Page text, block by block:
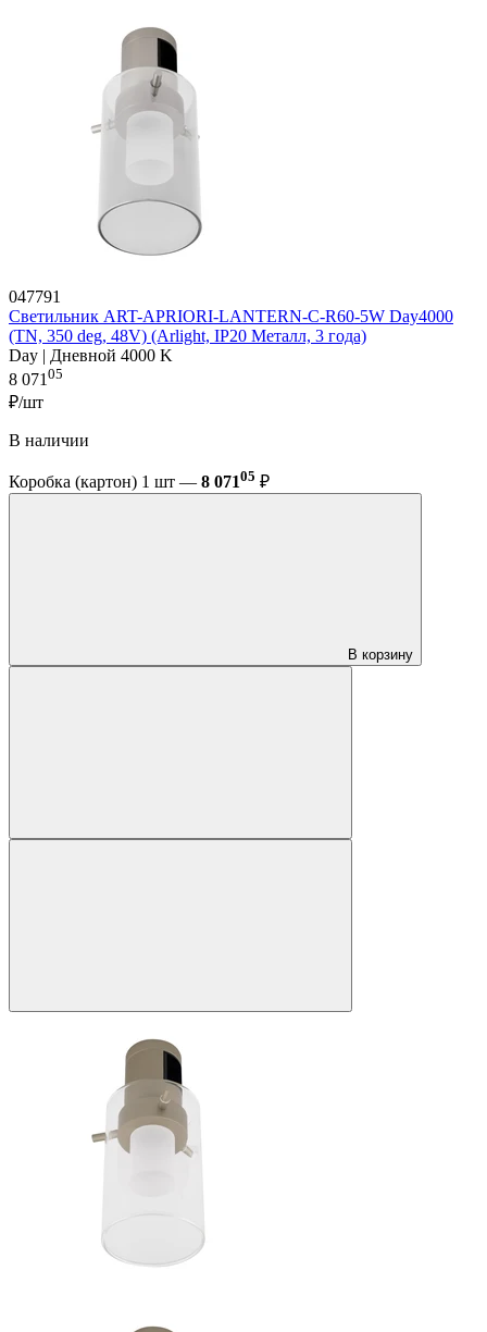
047791
Светильник ART-APRIORI-LANTERN-C-R60-5W Day4000
(TN, 350 deg, 48V) (Arlight, IP20 Металл, 3 года)
Day | Дневной 4000 K
8 071 05
₽/шт
В наличии
Коробка (картон) 1 шт — 8 07105 ₽
В корзину